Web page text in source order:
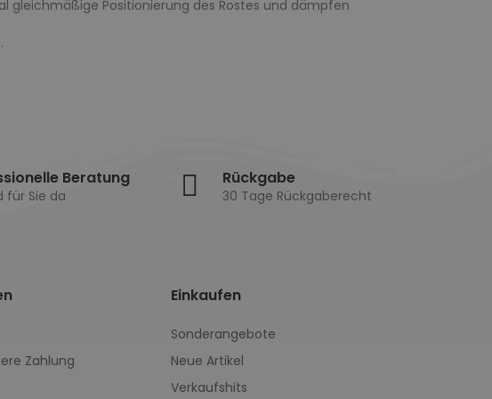
gleichmäßige Positionierung des Rostes und dämpfen
Beratung
für Sie da
Rückgabe
30 Tage Rückgaberecht
Zahlung
Einkaufen
Sonderangebote
Neue Artikel
Verkaufshits